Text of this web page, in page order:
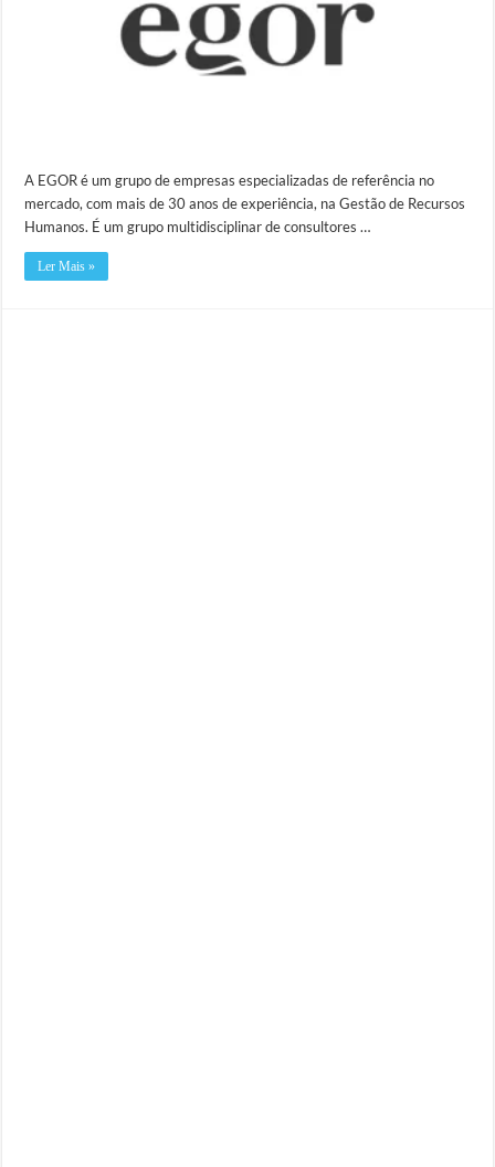
A EGOR é um grupo de empresas especializadas de referência no
mercado, com mais de 30 anos de experiência, na Gestão de Recursos
Humanos. É um grupo multidisciplinar de consultores …
Ler Mais »